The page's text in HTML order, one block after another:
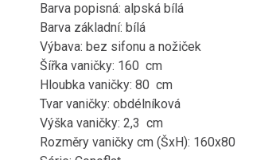
Barva popisná: alpská bílá
Barva základní: bílá
Výbava: bez sifonu a nožiček
Šířka vaničky: 160 cm
Hloubka vaničky: 80 cm
Tvar vaničky: obdélníková
Výška vaničky: 2,3 cm
Rozměry vaničky cm (ŠxH): 160x80